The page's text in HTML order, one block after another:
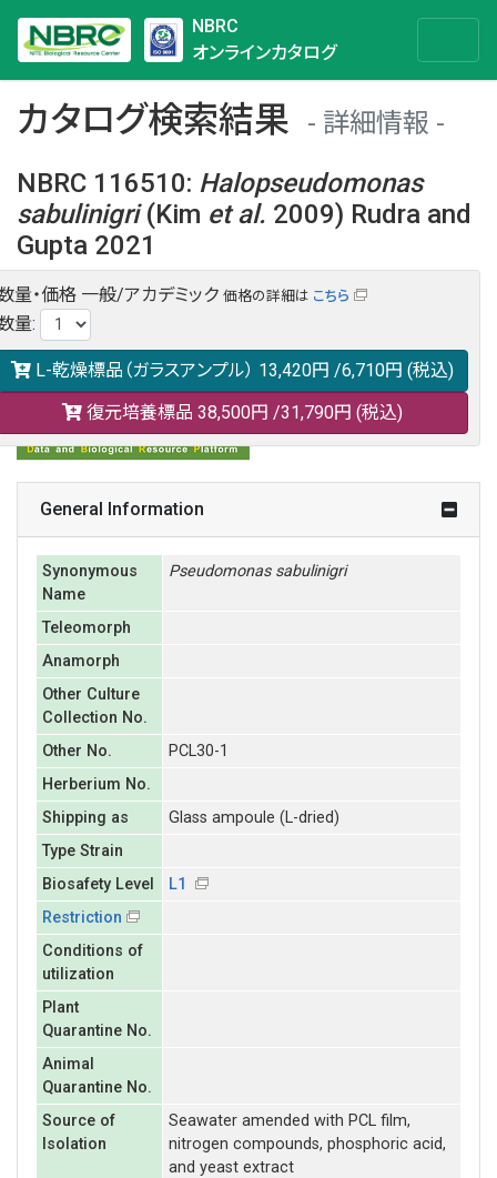
NBRC
オンラインカタログ
カタログ検索結果
詳細情報
NBRC 116510: Halopseudomonas
sabulinigri(Kim et al. 2009) Rudra and
Gupta 2021
NBRC 116510の情報や関連データは以下のバナー(DBRP)か
らご覧ください。
日本語での検索も可能です。
量・価格 一般/アカデミック 価格の詳細は こちら
量:
L-乾燥標品（ガラスアンプル） 13,420円 /6,710円 (税込)
復元培養標品 38,500円 /31,790円 (税込)
General Information
Synonymous
Name
Pseudomonas sabulinigri
Teleomorph
Anamorph
Other Culture
Collection No.
Other No.
PCL30-1
Herberium No.
Shipping as
Glass ampoule (L-dried)
Type Strain
Biosafety Level
L1
Restriction
Conditions of
utilization
Plant
Quarantine No.
Animal
Quarantine No.
Source of
Isolation
Seawater amended with PCL film,
nitrogen compounds, phosphoric acid,
and yeast extract